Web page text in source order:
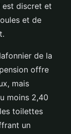
est discret et
et de
de la
offre
mais
moins 2,40
toilettes
un